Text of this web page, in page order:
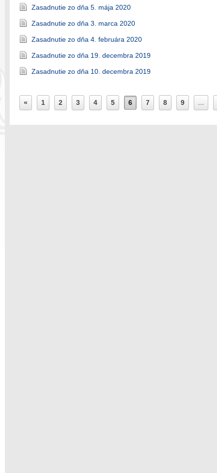
Zasadnutie zo dňa 5. mája 2020
Zasadnutie zo dňa 3. marca 2020
Zasadnutie zo dňa 4. februára 2020
Zasadnutie zo dňa 19. decembra 2019
Zasadnutie zo dňa 10. decembra 2019
« 1 2 3 4 5 6 7 8 9 ...